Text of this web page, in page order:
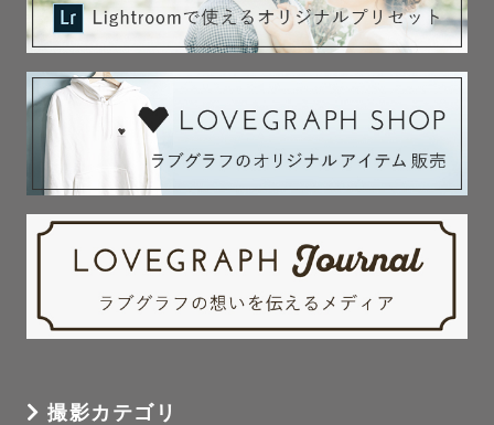
📍街どり＆居酒屋ウェディング
街ロケからスタートし、夜は居酒屋でしっとり撮るのも人
気です。
ドーナツやサングラスなどの小物も相性が良いです。
浅草や新橋はもちろん、ふたりの思い出の場所もおすすめ
です。
石川県出身、東京拠点の29歳フォトグラファーです。
ダンス・テニス・サウナ・旅行が趣味で、撮影中も楽しく
撮影カテゴリ